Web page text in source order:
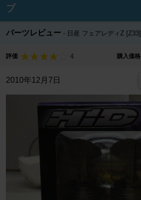
ブ
パーツレビュー 日産 フェアレディZ [Z33]
評価 4 購入価格
2010年12月7日